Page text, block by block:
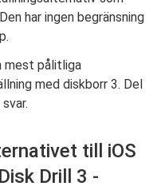
har ingen begränsning
mest pålitliga
med diskborr 3. Del
till iOS
Drill 3 -